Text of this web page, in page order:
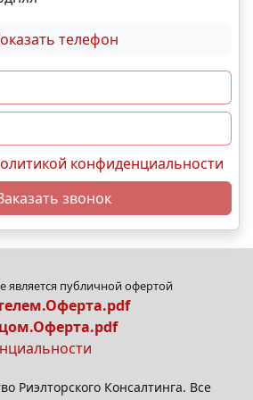
телефон
конфиденциальности
звонок
является публичной офертой
Риэлторского Консалтинга. Все